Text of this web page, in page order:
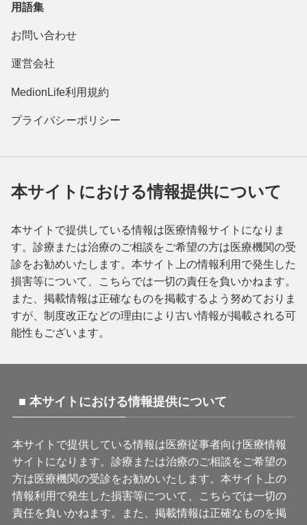
用語集
お問い合わせ
運営会社
MedionLife利用規約
プライバシーポリシー
本サイトにおける情報提供について
本サイトで提供している情報は医療情報サイトになりま
す。診療または治療のご相談をご希望の方は医療機関の受
診をお勧めいたします。本サイト上の情報利用で発生した
損害等について、こちらでは一切の責任を負いかねます。
また、掲載情報は正確なものを掲載するよう努めておりま
すが、制度改正などの理由により古い情報が掲載される可
能性もございます。
■ 本サイトにおける情報提供について
本サイトで提供している情報は医療従事者向け医療情報
サイトになります。診療または治療のご相談をご希望の
方は医療機関の受診をお勧めいたします。本サイト上の
情報利用で発生した損害等について、こちらでは一切の
責任を負いかねます。また、掲載情報は正確なものを掲